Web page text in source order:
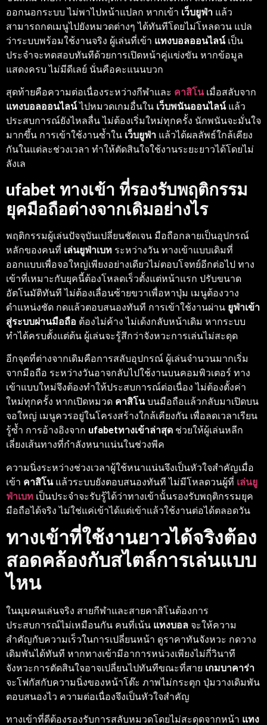
ออกนอกระบบ ไม่พาไปหน้าแปลก หากเข้า เว็บยูฟ่า แล้ว
สามารถกดเมนูไปยังหมวดต่างๆ ได้ทันทีโดยไม่โหลดวน แปล
ว่าระบบพร้อมใช้งานจริง ผู้เล่นที่เข้า แทงบอลออนไลน์เป็น
ประจำจะทดสอบทันทีด้วยการเปิดหน้าคู่แข่งขัน หากข้อมูล
แสดงครบ ไม่มีดีเลย์ นั่นคือคะแนนบวก
สุดท้ายคือความต่อเนื่องระหว่างกีฬาและ คาสิโนเมื่อสลับจาก
แทงบอลออนไลน์ไปหมวดเกมอื่นใน เว็บพนันออนไลน์แล้ว
ประสบการณ์ยังไหลลื่น ไม่ต้องเริ่มใหม่ทุกครั้ง นักพนันจะมั่นใจ
มากขึ้น การเข้าใช้งานซ้ำใน เว็บยูฟ่า แล้วได้ผลลัพธ์ใกล้เคียง
กันในแต่ละช่วงเวลา ทำให้ตัดสินใจใช้งานระยะยาวได้โดยไม่
ลังเล
ufabet ทางเข้า ที่รองรับพฤติกรรม
ยุคมือถือต่างจากเดิมอย่างไร
พฤติกรรมผู้เล่นปัจจุบันเปลี่ยนชัดเจน มือถือกลายเป็นอุปกรณ์
หลักของคนที่ เล่นยูฟ่าเบท ระหว่างวัน ทางเข้าแบบเดิมที่
ออกแบบเพื่อจอใหญ่เพียงอย่างเดียวไม่ตอบโจทย์อีกต่อไป ทาง
เข้าที่เหมาะกับยุคนี้ต้องโหลดเร็วตั้งแต่หน้าแรก ปรับขนาด
อัตโนมัติทันที ไม่ต้องเลื่อนซ้ายขวาเพื่อหาปุ่ม เมนูต้องวาง
ตำแหน่งชัด กดแล้วตอบสนองทันที การเข้าใช้งานผ่าน ยูฟ่าเข้า
สู่ระบบผ่านมือถือ ต้องไม่ค้าง ไม่เด้งกลับหน้าเดิม หากระบบ
ทำได้ครบตั้งแต่ต้น ผู้เล่นจะรู้สึกว่าจังหวะการเล่นไม่สะดุด
อีกจุดที่ต่างจากเดิมคือการสลับอุปกรณ์ ผู้เล่นจำนวนมากเริ่ม
จากมือถือ ระหว่างวันอาจกลับไปใช้งานบนคอมพิวเตอร์ ทาง
เข้าแบบใหม่จึงต้องทำให้ประสบการณ์ต่อเนื่อง ไม่ต้องตั้งค่า
ใหม่ทุกครั้ง หากเปิดหมวด คาสิโนบนมือถือแล้วกลับมาเปิดบน
จอใหญ่ เมนูควรอยู่ในโครงสร้างใกล้เคียงกัน เพื่อลดเวลาเรียน
รู้ซ้ำ การอ้างอิงจาก ufabetทางเข้าล่าสุด ช่วยให้ผู้เล่นหลีก
เลี่ยงเส้นทางที่กำลังหนาแน่นในช่วงพีค
ความนิ่งระหว่างช่วงเวลาผู้ใช้หนาแน่นจึงเป็นหัวใจสำคัญเมื่อ
เข้า คาสิโนแล้วระบบยังตอบสนองทันที ไม่มีโหลดวนผู้ที่ เล่นยู
ฟ่าเบท เป็นประจำจะรับรู้ได้ว่าทางเข้านั้นรองรับพฤติกรรมยุค
มือถือได้จริง ไม่ใช่แค่เข้าได้แต่เข้าแล้วใช้งานต่อได้ตลอดวัน
ทางเข้าที่ใช้งานยาวได้จริงต้อง
สอดคล้องกับสไตล์การเล่นแบบ
ไหน
ในมุมคนเล่นจริง สายกีฬาและสายคาสิโนต้องการ
ประสบการณ์ไม่เหมือนกัน คนที่เน้น แทงบอล จะให้ความ
สำคัญกับความเร็วในการเปลี่ยนหน้า ดูราคาทันจังหวะ กดวาง
เดิมพันได้ทันที หากทางเข้ามีอาการหน่วงเพียงไม่กี่วินาที
จังหวะการตัดสินใจอาจเปลี่ยนไปทันทีขณะที่สาย เกมบาคาร่า
จะโฟกัสกับความนิ่งของหน้าโต๊ะ ภาพไม่กระตุก ปุ่มวางเดิมพัน
ตอบสนองไว ความต่อเนื่องจึงเป็นหัวใจสำคัญ
ทางเข้าที่ดีต้องรองรับการสลับหมวดโดยไม่สะดุดจากหน้า แทง